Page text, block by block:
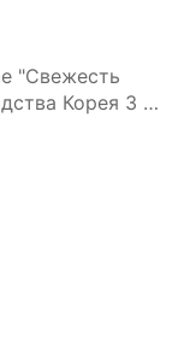
"Свежесть
Корея 3 в